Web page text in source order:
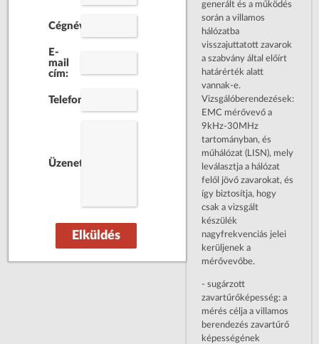
Cégnév:
E-
mail
cím:
Telefonszám:
Üzenet:
Elküldés
generált és a működés
során a villamos
hálózatba
visszajuttatott zavarok
a szabvány által előírt
határérték alatt
vannak-e.
Vizsgálóberendezések:
EMC mérővevő a
9kHz-30MHz
tartományban, és
műhálózat (LISN), mely
leválasztja a hálózat
felől jövő zavarokat, és
így biztosítja, hogy
csak a vizsgált
készülék
nagyfrekvenciás jelei
kerüljenek a
mérővevőbe.
- sugárzott
zavartűrőképesség: a
mérés célja a villamos
berendezés zavartűrő
képességének